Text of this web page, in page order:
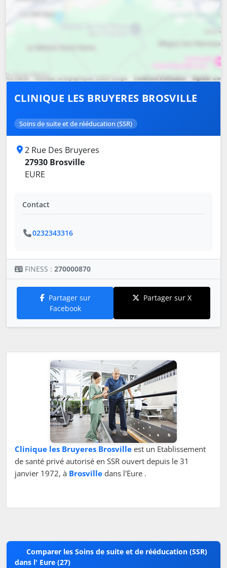
CLINIQUE LES BRUYERES BROSVILLE
Soins de suite et de rééducation (SSR)
2 Rue Des Bruyeres
27930 Brosville
EURE
Contact
0232343316
FINESS : 270000870
Partager sur
Facebook
Partager sur X
Clinique les Bruyeres Brosville est un Etablissement
de santé privé autorisé en SSR ouvert depuis le 31
janvier 1972, à Brosville dans l'Eure .
Comparer les Soins de suite et de rééducation (SSR)
dans l' Eure (27)